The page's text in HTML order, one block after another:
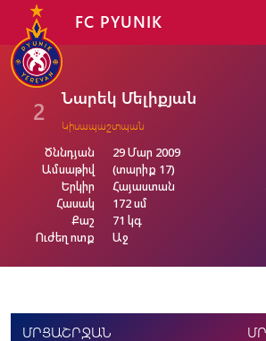
FC PYUNIK
2 Նարեկ Մելիքյան
Կիսապաշտպան
Ծննդյան
Ամսաթիվ
Երկիր
Հասակ
Քաշ
Ուժեղ ոտք
29 Մար 2009
(տարիք 17)
Հայաստան
172 սմ
71 կգ
Աջ
ՄՐՑԱՇՐՋԱՆ